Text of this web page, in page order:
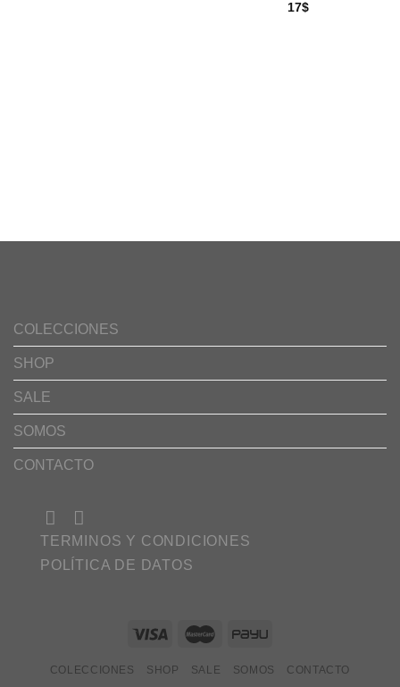
17$
COLECCIONES
SHOP
SALE
SOMOS
CONTACTO
TERMINOS Y CONDICIONES
POLÍTICA DE DATOS
COLECCIONES SHOP SALE SOMOS CONTACTO